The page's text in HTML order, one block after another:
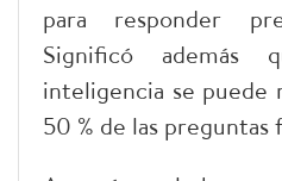
para responder
Significó además
inteligencia se puede
50 % de las preguntas